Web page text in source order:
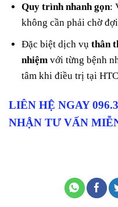
Quy trình nhanh gọn:
không cần phải chờ
Đặc biệt dịch vụthân
nhiệm với từng bệnh
tâm khi điều trị tại
LIÊN HỆ NGAY
NHẬN TƯ VẤN